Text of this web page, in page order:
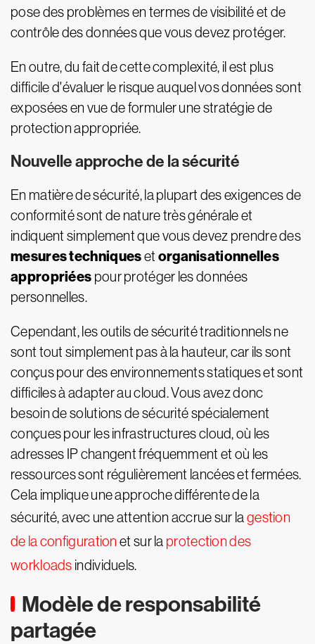
pose des problèmes en termes de visibilité et de
contrôle des données que vous devez protéger.
En outre, du fait de cette complexité, il est plus
difficile d'évaluer le risque auquel vos données sont
exposées en vue de formuler une stratégie de
protection appropriée.
Nouvelle approche de la sécurité
En matière de sécurité, la plupart des exigences de
conformité sont de nature très générale et
indiquent simplement que vous devez prendre des
mesures techniqueset organisationnelles
appropriées pour protéger les données
personnelles.
Cependant, les outils de sécurité traditionnels ne
sont tout simplement pas à la hauteur, car ils sont
conçus pour des environnements statiques et sont
difficiles à adapter au cloud. Vous avez donc
besoin de solutions de sécurité spécialement
conçues pour les infrastructures cloud, où les
adresses IP changent fréquemment et où les
ressources sont régulièrement lancées et fermées.
Cela implique une approche différente de la
sécurité, avec une attention accrue sur la gestion
de la configuration et sur la protection des
workloads individuels.
Modèle de responsabilité
partagée